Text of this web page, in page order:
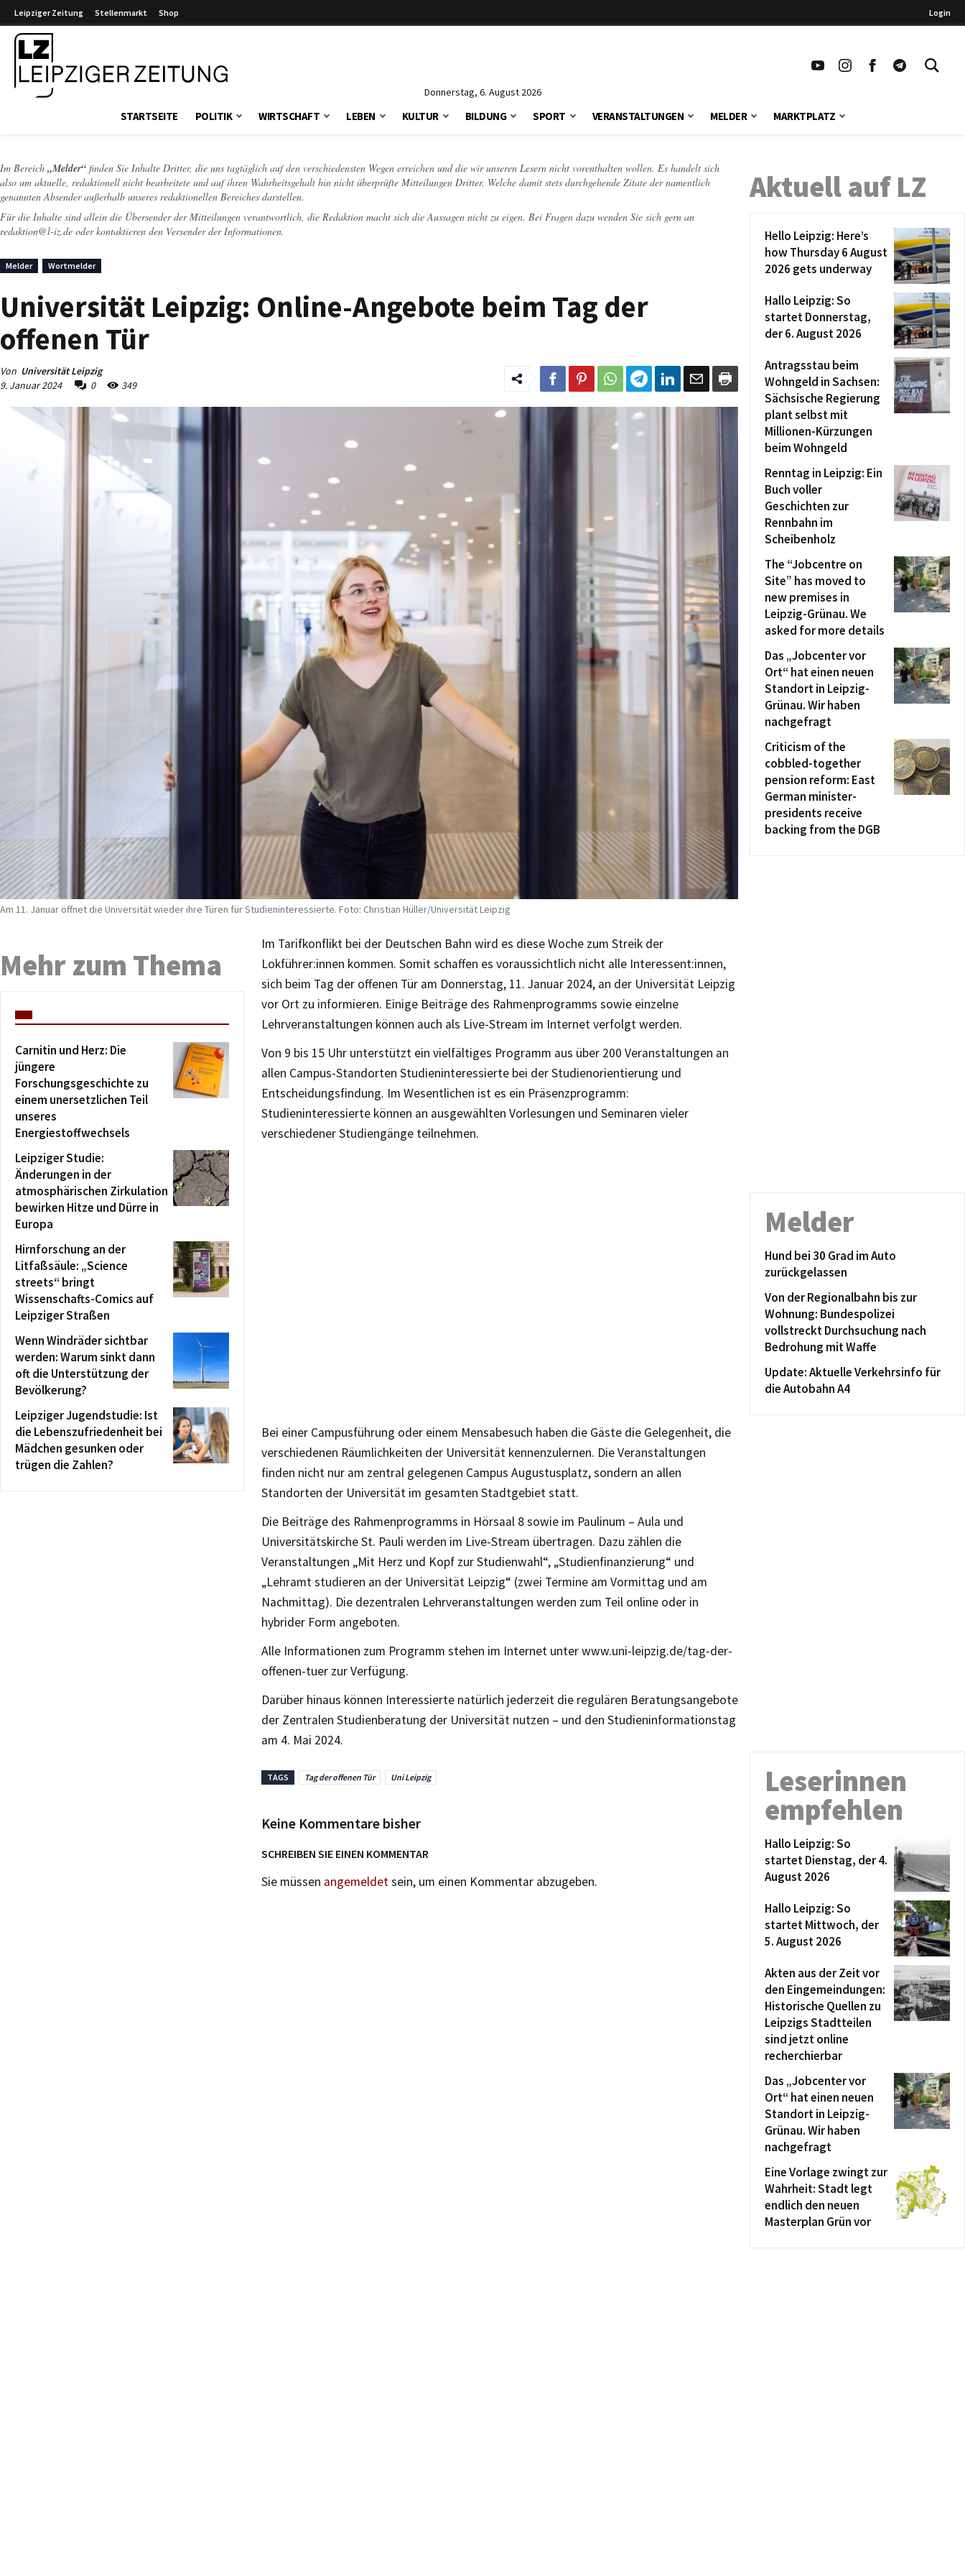
Leipziger Zeitung Stellenmarkt Shop Login
Donnerstag, 6. August 2026
STARTSEITE POLITIK WIRTSCHAFT LEBEN KULTUR BILDUNG SPORT VERANSTALTUNGEN MELDER MARKTPLATZ
Im Bereich „Melder“ finden Sie Inhalte Dritter, die uns tagtäglich auf den verschiedensten Wegen erreichen und die wir unseren Lesern nicht vorenthalten wollen. Es handelt sich
also um aktuelle, redaktionell nicht bearbeitete und auf ihren Wahrheitsgehalt hin nicht überprüfte Mitteilungen Dritter. Welche damit stets durchgehende Zitate der namentlich
genannten Absender außerhalb unseres redaktionellen Bereiches darstellen.
Für die Inhalte sind allein die Übersender der Mitteilungen verantwortlich, die Redaktion macht sich die Aussagen nicht zu eigen. Bei Fragen dazu wenden Sie sich gern an
redaktion@l-iz.de oder kontaktieren den Versender der Informationen.
Melder Wortmelder
Universität Leipzig: Online-Angebote beim Tag der
offenen Tür
Von Universität Leipzig
9. Januar 2024
0 349
Am 11. Januar öffnet die Universität wieder ihre Türen für Studieninteressierte. Foto: Christian Hüller/Universität Leipzig
Im Tarifkonflikt bei der Deutschen Bahn wird es diese Woche zum Streik der
Lokführer:innen kommen. Somit schaffen es voraussichtlich nicht alle Interessent:innen,
sich beim Tag der offenen Tür am Donnerstag, 11. Januar 2024, an der Universität Leipzig
vor Ort zu informieren. Einige Beiträge des Rahmenprogramms sowie einzelne
Lehrveranstaltungen können auch als Live-Stream im Internet verfolgt werden.
Von 9 bis 15 Uhr unterstützt ein vielfältiges Programm aus über 200 Veranstaltungen an
allen Campus-Standorten Studieninteressierte bei der Studienorientierung und
Entscheidungsfindung. Im Wesentlichen ist es ein Präsenzprogramm:
Studieninteressierte können an ausgewählten Vorlesungen und Seminaren vieler
verschiedener Studiengänge teilnehmen.
Bei einer Campusführung oder einem Mensabesuch haben die Gäste die Gelegenheit, die
verschiedenen Räumlichkeiten der Universität kennenzulernen. Die Veranstaltungen
finden nicht nur am zentral gelegenen Campus Augustusplatz, sondern an allen
Standorten der Universität im gesamten Stadtgebiet statt.
Die Beiträge des Rahmenprogramms in Hörsaal 8 sowie im Paulinum – Aula und
Universitätskirche St. Pauli werden im Live-Stream übertragen. Dazu zählen die
Veranstaltungen „Mit Herz und Kopf zur Studienwahl“, „Studienfinanzierung“ und
„Lehramt studieren an der Universität Leipzig“ (zwei Termine am Vormittag und am
Nachmittag). Die dezentralen Lehrveranstaltungen werden zum Teil online oder in
hybrider Form angeboten.
Alle Informationen zum Programm stehen im Internet unter www.uni-leipzig.de/tag-der-
offenen-tuer zur Verfügung.
Darüber hinaus können Interessierte natürlich jederzeit die regulären Beratungsangebote
der Zentralen Studienberatung der Universität nutzen – und den Studieninformationstag
am 4. Mai 2024.
TAGS Tag der offenen Tür Uni Leipzig
Keine Kommentare bisher
SCHREIBEN SIE EINEN KOMMENTAR
Sie müssen angemeldetsein, um einen Kommentar abzugeben.
Mehr zum Thema
Carnitin und Herz: Die
jüngere
Forschungsgeschichte zu
einem unersetzlichen Teil
unseres
Energiestoffwechsels
Leipziger Studie:
Änderungen in der
atmosphärischen Zirkulation
bewirken Hitze und Dürre in
Europa
Hirnforschung an der
Litfaßsäule: „Science
streets“ bringt
Wissenschafts-Comics auf
Leipziger Straßen
Wenn Windräder sichtbar
werden: Warum sinkt dann
oft die Unterstützung der
Bevölkerung?
Leipziger Jugendstudie: Ist
die Lebenszufriedenheit bei
Mädchen gesunken oder
trügen die Zahlen?
Aktuell auf LZ
Hello Leipzig: Here’s
how Thursday 6 August
2026 gets underway
Hallo Leipzig: So
startet Donnerstag,
der 6. August 2026
Antragsstau beim
Wohngeld in Sachsen:
Sächsische Regierung
plant selbst mit
Millionen-Kürzungen
beim Wohngeld
Renntag in Leipzig: Ein
Buch voller
Geschichten zur
Rennbahn im
Scheibenholz
The “Jobcentre on
Site” has moved to
new premises in
Leipzig-Grünau. We
asked for more details
Das „Jobcenter vor
Ort“ hat einen neuen
Standort in Leipzig-
Grünau. Wir haben
nachgefragt
Criticism of the
cobbled-together
pension reform: East
German minister-
presidents receive
backing from the DGB
Melder
Hund bei 30 Grad im Auto
zurückgelassen
Von der Regionalbahn bis zur
Wohnung: Bundespolizei
vollstreckt Durchsuchung nach
Bedrohung mit Waffe
Update: Aktuelle Verkehrsinfo für
die Autobahn A4
Leserinnen
empfehlen
Hallo Leipzig: So
startet Dienstag, der 4.
August 2026
Hallo Leipzig: So
startet Mittwoch, der
5. August 2026
Akten aus der Zeit vor
den Eingemeindungen:
Historische Quellen zu
Leipzigs Stadtteilen
sind jetzt online
recherchierbar
Das „Jobcenter vor
Ort“ hat einen neuen
Standort in Leipzig-
Grünau. Wir haben
nachgefragt
Eine Vorlage zwingt zur
Wahrheit: Stadt legt
endlich den neuen
Masterplan Grün vor